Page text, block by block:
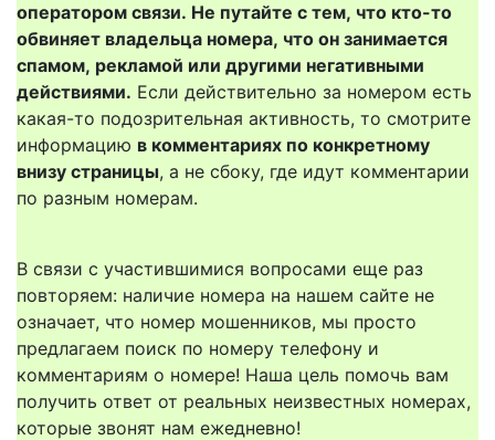
оператором связи. Не путайте с тем, что кто-то
обвиняет владельца номера, что он занимается
спамом, рекламой или другими негативными
действиями. Если действительно за номером есть
какая-то подозрительная активность, то смотрите
информацию в комментариях по конкретному
внизу страницы, а не сбоку, где идут комментарии
по разным номерам.
В связи с участившимися вопросами еще раз
повторяем: наличие номера на нашем сайте не
означает, что номер мошенников, мы просто
предлагаем поиск по номеру телефону и
комментариям о номере! Наша цель помочь вам
получить ответ от реальных неизвестных номерах,
которые звонят нам ежедневно!